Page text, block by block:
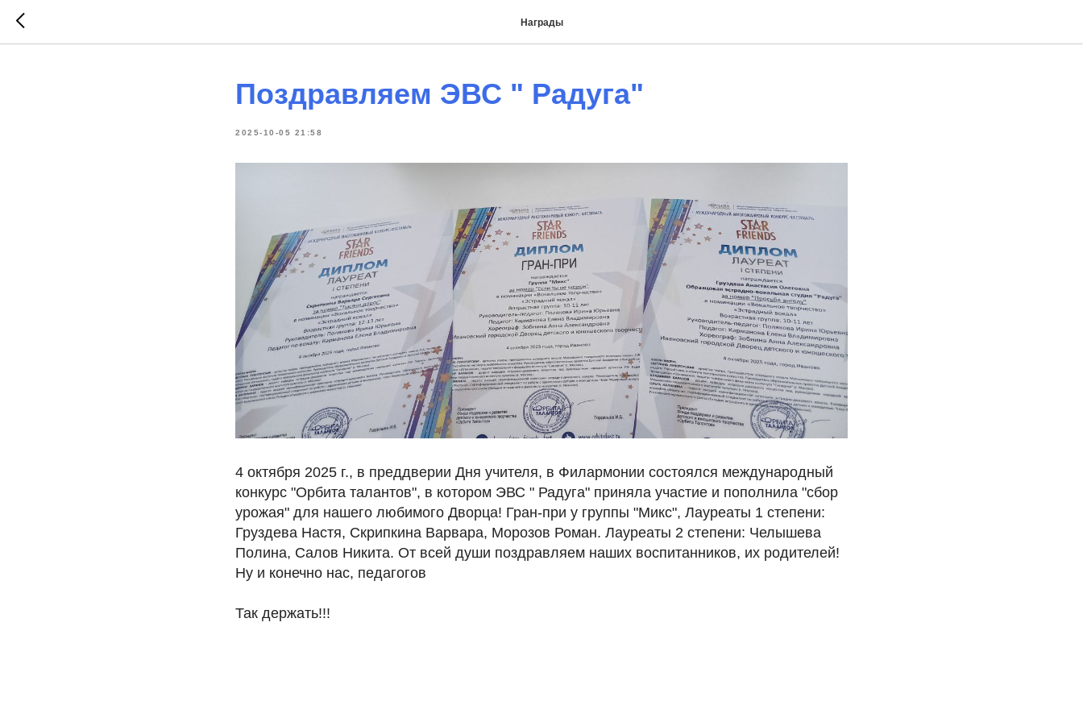
Награды
Поздравляем ЭВС " Радуга"
2025-10-05 21:58
4 октября 2025 г., в преддверии Дня учителя, в Филармонии состоялся международный
конкурс "Орбита талантов", в котором ЭВС " Радуга" приняла участие и пополнила "сбор
урожая" для нашего любимого Дворца! Гран-при у группы "Микс", Лауреаты 1 степени:
Груздева Настя, Скрипкина Варвара, Морозов Роман. Лауреаты 2 степени: Челышева
Полина, Салов Никита. От всей души поздравляем наших воспитанников, их родителей!
Ну и конечно нас, педагогов
Так держать!!!